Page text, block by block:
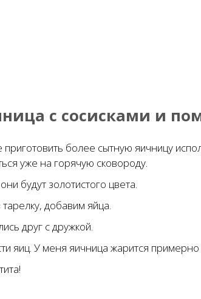
с сосисками и
более сытную яичницу
уже на горячую сковороду.
будут золотистого цвета.
добавим яйца.
друг с дружкой.
яиц. У меня яичница жарится примерно